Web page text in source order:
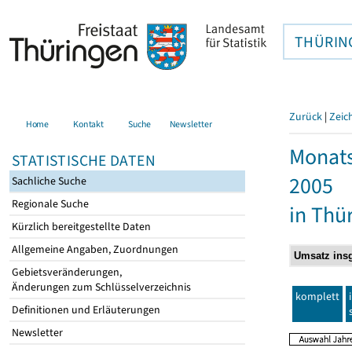
Home Kontakt Suche Newsletter
STATISTISCHE DATEN
Sachliche Suche
Regionale Suche
Kürzlich bereitgestellte Daten
Allgemeine Angaben, Zuordnungen
Gebietsveränderungen,
Änderungen zum Schlüsselverzeichnis
Definitionen und Erläuterungen
Newsletter
Zurück |
2005
in
komplett